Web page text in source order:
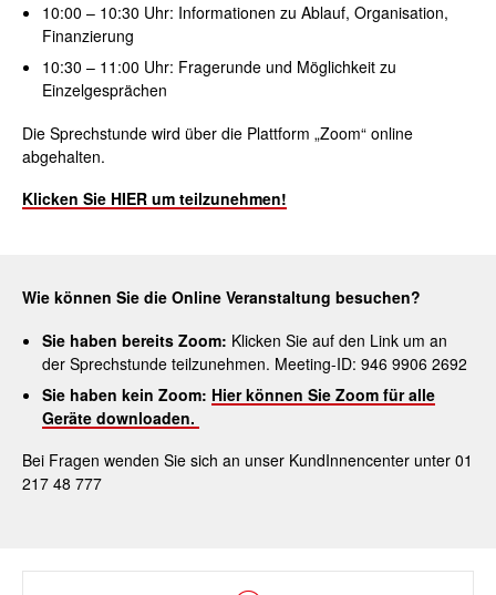
10:00 – 10:30 Uhr: Informationen zu Ablauf, Organisation,
Finanzierung
10:30 – 11:00 Uhr: Fragerunde und Möglichkeit zu
Einzelgesprächen
Die Sprechstunde wird über die Plattform „Zoom“ online
abgehalten.
Klicken Sie HIER um teilzunehmen!
Wie können Sie die Online Veranstaltung besuchen?
Sie haben bereits Zoom: Klicken Sie auf den Link um an
der Sprechstunde teilzunehmen. Meeting-ID: 946 9906 2692
Sie haben kein Zoom: Hier können Sie Zoom für alle
Geräte downloaden.
Bei Fragen wenden Sie sich an unser KundInnencenter unter 01
217 48 777